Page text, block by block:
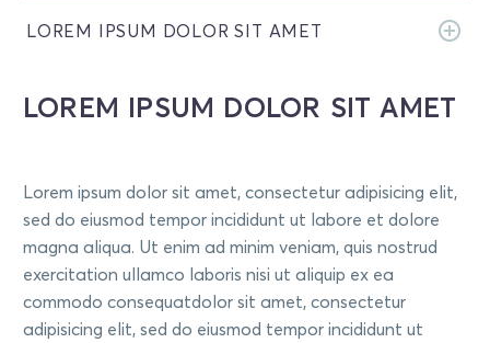
LOREM IPSUM DOLOR SIT AMET
LOREM IPSUM DOLOR SIT AMET
Lorem ipsum dolor sit amet, consectetur adipisicing elit,
sed do eiusmod tempor incididunt ut labore et dolore
magna aliqua. Ut enim ad minim veniam, quis nostrud
exercitation ullamco laboris nisi ut aliquip ex ea
commodo consequatdolor sit amet, consectetur
adipisicing elit, sed do eiusmod tempor incididunt ut